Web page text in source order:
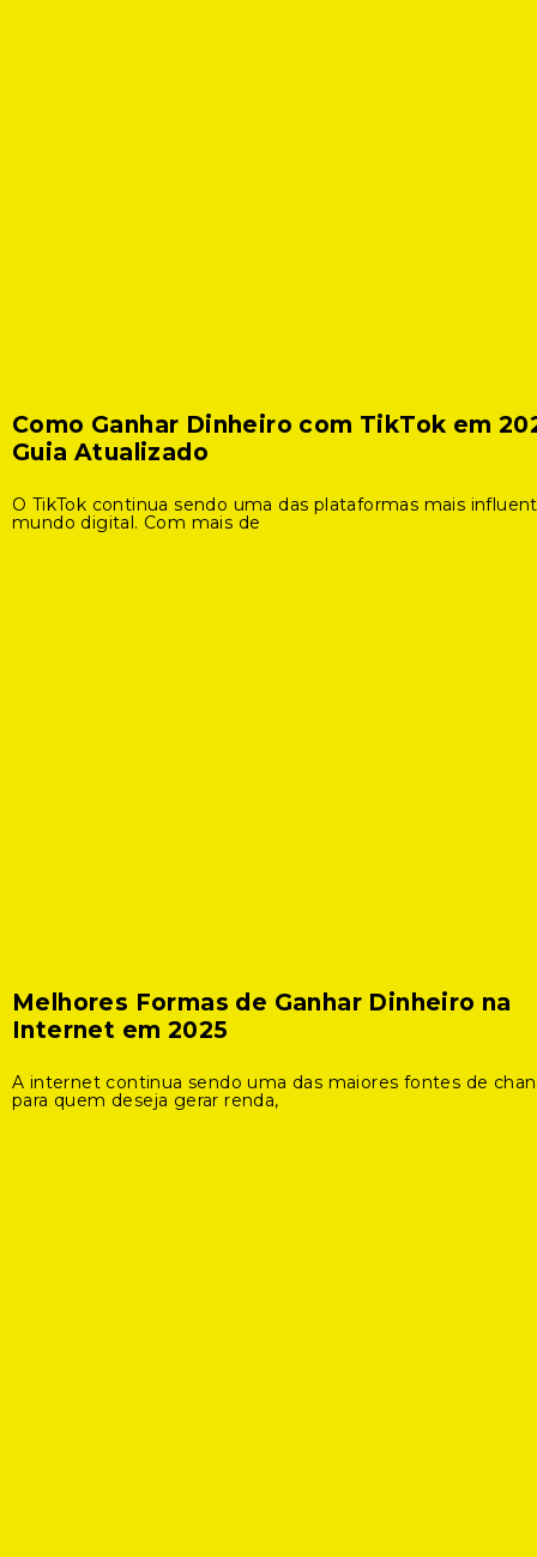
Como Ganhar Dinheiro com TikTok em
Guia Atualizado
O TikTok continua sendo uma das plataformas mais
mundo digital. Com mais de
Melhores Formas de Ganhar Dinheiro na
Internet em 2025
A internet continua sendo uma das maiores fontes de
para quem deseja gerar renda,